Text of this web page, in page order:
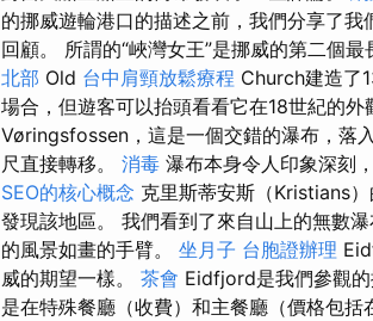
的挪威遊輪港口的描述之前，我們分享了
回顧。 所謂的“峽灣女王”是挪威的第二個
北部 Old 台中肩頸放鬆療程 Church建造了
場合，但遊客可以抬頭看看它在18世紀的外
Vøringsfossen，這是一個交錯的瀑布，落
尺直接轉移。 消毒 瀑布本身令人印象深刻
SEO的核心概念 克里斯蒂安斯（Kristians
發現該地區。 我們看到了來自山上的無數
的風景如畫的手臂。 坐月子 台胞證辦理
威的期望一樣。 茶會 Eidfjord是我們參觀的
是在特殊餐廳（收費）和主餐廳（價格包括